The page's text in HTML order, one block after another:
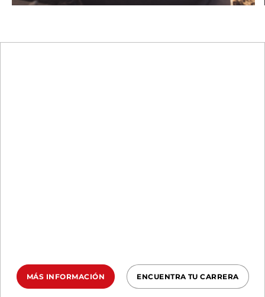
MÁS INFORMACIÓN ENCUENTRA TU CARRERA